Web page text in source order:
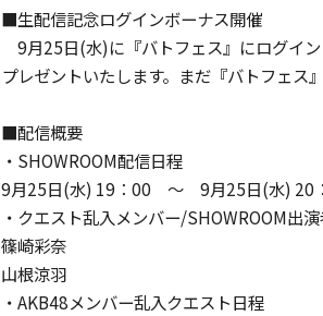
■生配信記念ログインボーナス開催
9月25日(水)に『バトフェス』にログイ
プレゼントいたします。まだ『バトフェス
■配信概要
・SHOWROOM配信日程
9月25日(水) 19：00 ～ 9月25日(水) 20
・クエスト乱入メンバー/SHOWROOM出
篠崎彩奈
山根涼羽
・AKB48メンバー乱入クエスト日程